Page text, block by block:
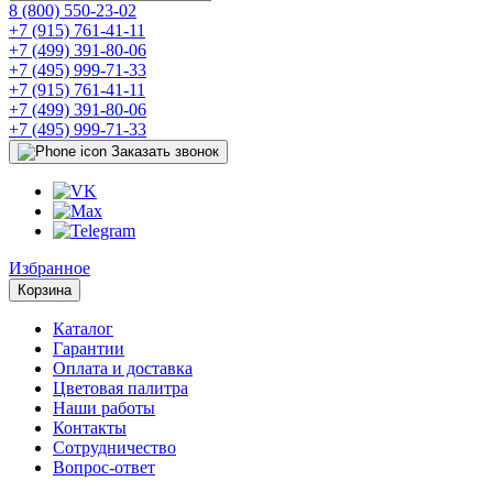
8 (800) 550-23-02
+7 (915) 761-41-11
+7 (499) 391-80-06
+7 (495) 999-71-33
+7 (915) 761-41-11
+7 (499) 391-80-06
+7 (495) 999-71-33
Заказать звонок
Избранное
Корзина
Каталог
Гарантии
Оплата и доставка
Цветовая палитра
Наши работы
Контакты
Сотрудничество
Вопрос-ответ